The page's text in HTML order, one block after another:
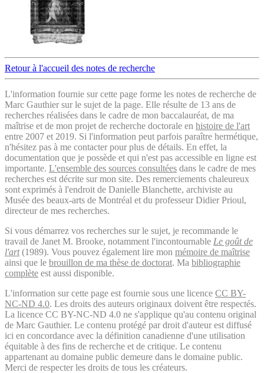
Retour à l'accueil des notes de recherche
L'information fournie sur cette page forme les notes de recherche de
Marc Gauthier sur le sujet de la page. Elle résulte de 13 ans de
recherches réalisées dans le cadre de mon baccalauréat, de ma
maîtrise et de mon projet de recherche doctorale en histoire de l'art
entre 2007 et 2019. Si l'information peut parfois paraître hermétique,
n'hésitez pas à me contacter pour plus de détails. En effet, la
documentation que je possède et qui n'est pas accessible en ligne est
importante. L'ensemble des sources consultées dans le cadre de mes
recherches est décrite sur mon site. Des remerciements chaleureux
sont exprimés à l'endroit de Danielle Blanchette, archiviste au
Musée des beaux-arts de Montréal et du professeur Didier Prioul,
directeur de mes recherches.
Si vous démarrez vos recherches sur le sujet, je recommande le
travail de Janet M. Brooke, notamment l'incontournable Le goût de
l'art(1989). Vous pouvez également lire mon mémoire de maîtrise
ainsi que le brouillon de ma thèse de doctorat. Ma bibliographie
complète est aussi disponible.
L'information sur cette page est fournie sous une licence CC BY-
NC-ND 4.0. Les droits des auteurs originaux doivent être respectés.
La licence CC BY-NC-ND 4.0 ne s'applique qu'au contenu original
de Marc Gauthier. Le contenu protégé par droit d'auteur est diffusé
ici en concordance avec la définition canadienne d'une utilisation
équitable à des fins de recherche et de critique. Le contenu
appartenant au domaine public demeure dans le domaine public.
Merci de respecter les droits de tous les créateurs.